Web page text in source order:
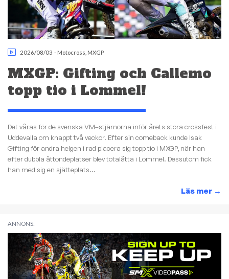
2026/08/03 - Motocross MXGP
MXGP: Gifting och Callemo
topp tio i Lommel!
Det våras för de svenska VM–stjärnorna inför årets stora crossfest i
Uddevalla om knappt två veckor. Efter sin comeback kunde Isak
Gifting för andra helgen i rad placera sig topp tio i MXGP, när han
efter dubbla åttondeplatser blev totalåtta i Lommel. Dessutom fick
han med sig en sjätteplats...
Läs mer →
ANNONS: